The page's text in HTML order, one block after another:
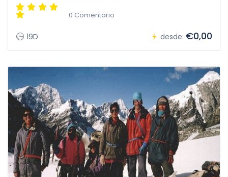
0 Comentario
19D desde: €0,00